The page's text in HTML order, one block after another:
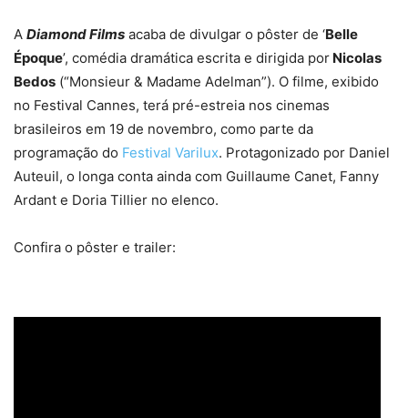
A Diamond Films acaba de divulgar o pôster de ‘Belle
Époque’, comédia dramática escrita e dirigida por Nicolas
Bedos (“Monsieur & Madame Adelman”). O filme, exibido
no Festival Cannes, terá pré-estreia nos cinemas
brasileiros em 19 de novembro, como parte da
programação do Festival Varilux. Protagonizado por Daniel
Auteuil, o longa conta ainda com Guillaume Canet, Fanny
Ardant e Doria Tillier no elenco.
Confira o pôster e trailer: